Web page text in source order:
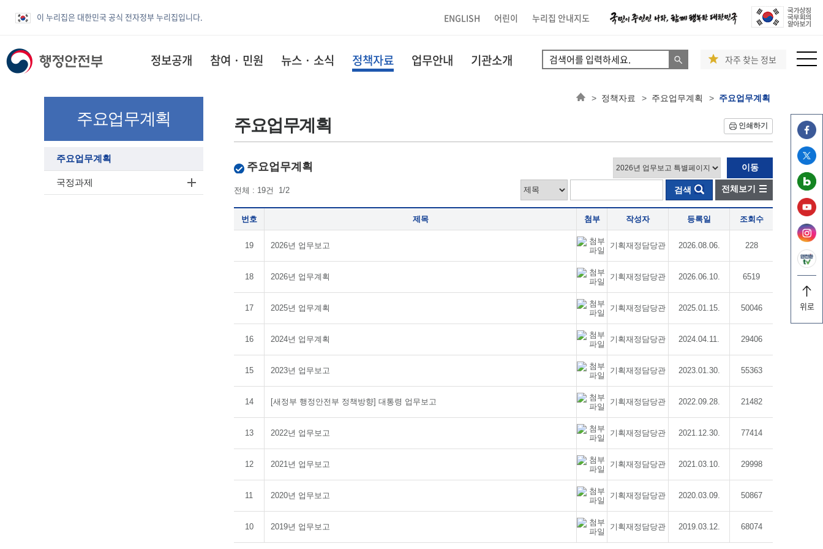
이 누리집은 대한민국 공식 전자정부 누리집입니다. ENGLISH 어린이 누리집 안내지도
위로
정보공개 참여 · 민원 뉴스 · 소식 정책자료 업무안내 기관소개 자주 찾는 정보
주요업무계획
주요업무계획
국정과제
주요업무계획
> 정책자료 > 주요업무계획 > 주요업무계획
인쇄하기
주요업무계획
전체 : 19건 1/2 검색 전체보기
번호 제목 첨부 작성자 등록일 조회수
19 2026년 업무보고 기획재정담당관 2026.08.06. 228
18 2026년 업무계획 기획재정담당관 2026.06.10. 6519
17 2025년 업무계획 기획재정담당관 2025.01.15. 50046
16 2024년 업무계획 기획재정담당관 2024.04.11. 29406
15 2023년 업무보고 기획재정담당관 2023.01.30. 55363
14 [새정부 행정안전부 정책방향] 대통령 업무보고 기획재정담당관 2022.09.28. 21482
13 2022년 업무보고 기획재정담당관 2021.12.30. 77414
12 2021년 업무보고 기획재정담당관 2021.03.10. 29998
11 2020년 업무보고 기획재정담당관 2020.03.09. 50867
10 2019년 업무보고 기획재정담당관 2019.03.12. 68074